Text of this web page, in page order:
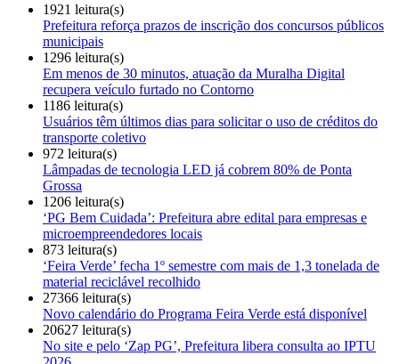
1921 leitura(s)
Prefeitura reforça prazos de inscrição dos concursos públicos
municipais
1296 leitura(s)
Em menos de 30 minutos, atuação da Muralha Digital
recupera veículo furtado no Contorno
1186 leitura(s)
Usuários têm últimos dias para solicitar o uso de créditos do
transporte coletivo
972 leitura(s)
Lâmpadas de tecnologia LED já cobrem 80% de Ponta
Grossa
1206 leitura(s)
‘PG Bem Cuidada’: Prefeitura abre edital para empresas e
microempreendedores locais
873 leitura(s)
‘Feira Verde’ fecha 1º semestre com mais de 1,3 tonelada de
material reciclável recolhido
27366 leitura(s)
Novo calendário do Programa Feira Verde está disponível
20627 leitura(s)
No site e pelo ‘Zap PG’, Prefeitura libera consulta ao IPTU